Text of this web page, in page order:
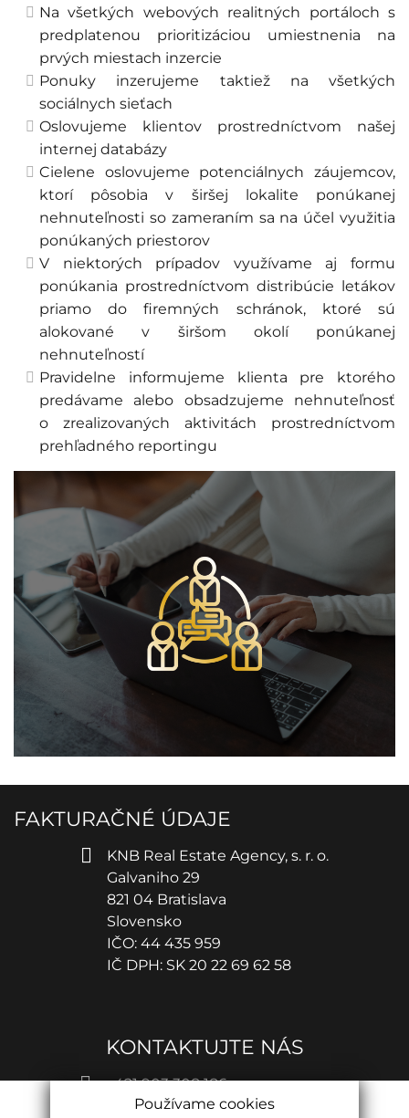
Na všetkých webových realitných portáloch s
predplatenou prioritizáciou umiestnenia na
prvých miestach inzercie
Ponuky inzerujeme taktiež na všetkých
sociálnych sieťach
Oslovujeme klientov prostredníctvom našej
internej databázy
Cielene oslovujeme potenciálnych záujemcov,
ktorí pôsobia v širšej lokalite ponúkanej
nehnuteľnosti so zameraním sa na účel využitia
ponúkaných priestorov
V niektorých prípadov využívame aj formu
ponúkania prostredníctvom distribúcie letákov
priamo do firemných schránok, ktoré sú
alokované v širšom okolí ponúkanej
nehnuteľností
Pravidelne informujeme klienta pre ktorého
predávame alebo obsadzujeme nehnuteľnosť
o zrealizovaných aktivitách prostredníctvom
prehľadného reportingu
FAKTURAČNÉ ÚDAJE
KNB Real Estate Agency, s. r. o.
Galvaniho 29
821 04 Bratislava
Slovensko
IČO: 44 435 959
IČ DPH: SK 20 22 69 62 58
KONTAKTUJTE NÁS
+421 903 308 186
Používame cookies